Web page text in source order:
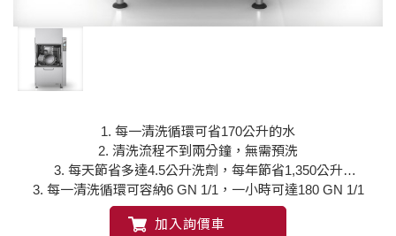
1. 每一清洗循環可省170公升的水
2. 清洗流程不到兩分鐘，無需預洗
3. 每天節省多達4.5公升洗劑，每年節省1,350公升
3. 每一清洗循環可容納6 GN 1/1，一小時可達180 GN 1/1
加入詢價車